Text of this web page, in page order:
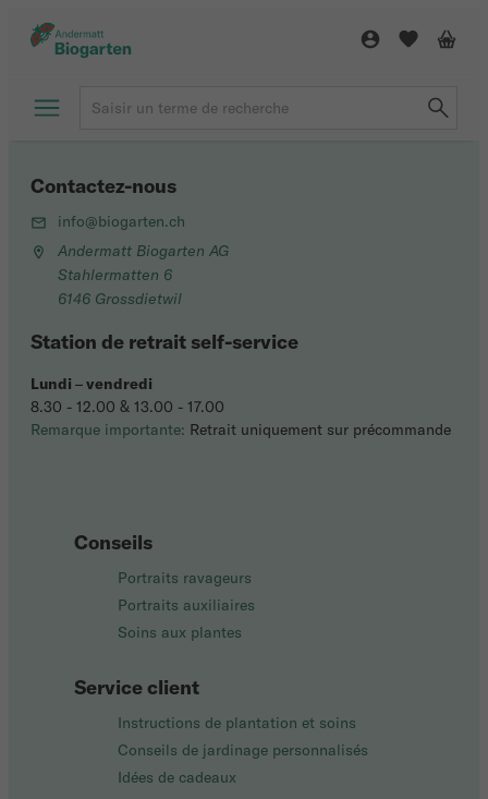
Conseils
Portraits ravageurs
Portraits auxiliaires
Soins aux plantes
Service client
Instructions de plantation et soins
Conseils de jardinage personnalisés
Idées de cadeaux
Contactez-nous
info@biogarten.ch
Andermatt Biogarten AG
Stahlermatten 6
6146 Grossdietwil
Station de retrait self-service
Lundi –vendredi
8.30 - 12.00 & 13.00 - 17.00
Remarque importante: Retrait uniquement sur précommande